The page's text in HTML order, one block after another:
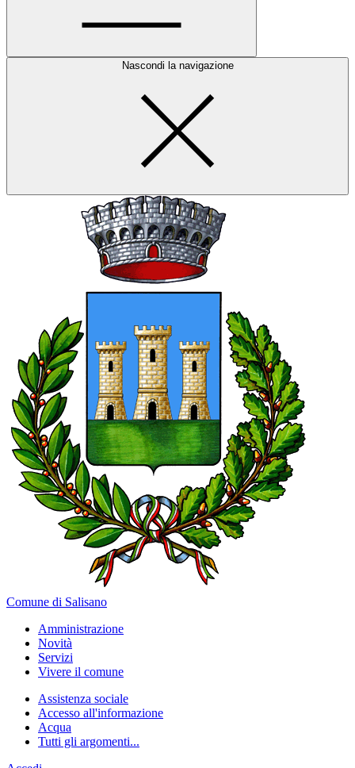
Nascondi la navigazione
Comune di Salisano
Amministrazione
Novità
Servizi
Vivere il comune
Assistenza sociale
Accesso all'informazione
Acqua
Tutti gli argomenti...